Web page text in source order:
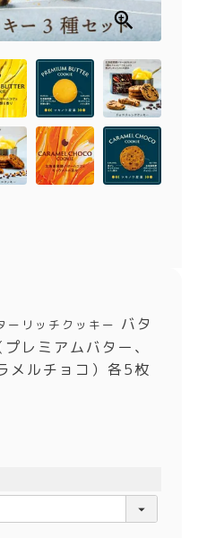
紅茶toroaTea
メルマガ会員様限定
toroa夏のアウトレッ
トセール
ーリッチクッキー バタ
レミアムバター、
メルチョコ）各5枚